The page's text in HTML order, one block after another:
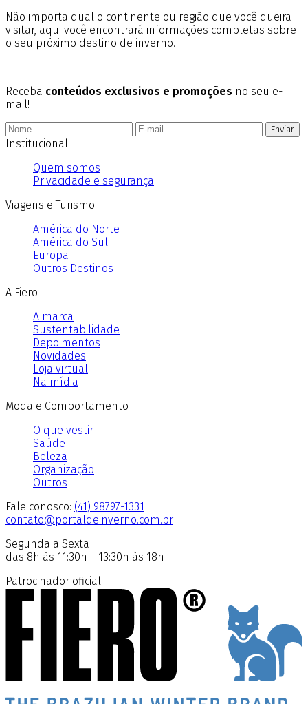
Não importa qual o continente ou região que você queira
visitar, aqui você encontrará informações completas sobre
o seu próximo destino de inverno.
Receba conteúdos exclusivos e promoções no seu e-
mail!
Enviar
Institucional
Quem somos
Privacidade e segurança
Viagens e Turismo
América do Norte
América do Sul
Europa
Outros Destinos
A Fiero
A marca
Sustentabilidade
Depoimentos
Novidades
Loja virtual
Na mídia
Moda e Comportamento
O que vestir
Saúde
Beleza
Organização
Outros
Fale conosco: (41) 98797-1331
contato@portaldeinverno.com.br
Segunda a Sexta
das 8h às 11:30h – 13:30h às 18h
Patrocinador oficial: